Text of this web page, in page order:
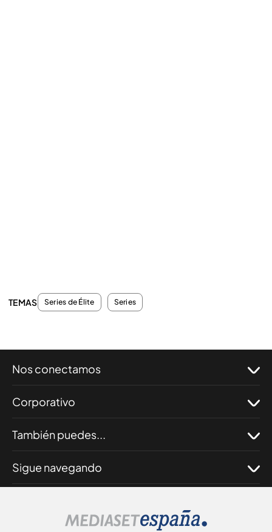
TEMAS Series de Élite Series
Nos conectamos
Corporativo
También puedes...
Sigue navegando